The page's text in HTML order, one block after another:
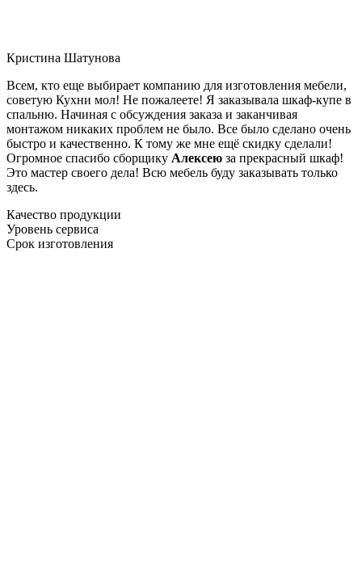
Кристина Шатунова
Всем, кто еще выбирает компанию для изготовления мебели,
советую Кухни мол! Не пожалеете! Я заказывала шкаф-купе в
спальню. Начиная с обсуждения заказа и заканчивая
монтажом никаких проблем не было. Все было сделано очень
быстро и качественно. К тому же мне ещё скидку сделали!
Огромное спасибо сборщику Алексею за прекрасный шкаф!
Это мастер своего дела! Всю мебель буду заказывать только
здесь.
Качество продукции
Уровень сервиса
Срок изготовления